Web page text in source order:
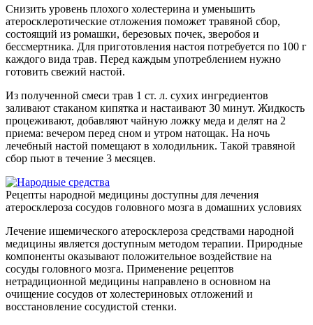
Снизить уровень плохого холестерина и уменьшить
атеросклеротические отложения поможет травяной сбор,
состоящий из ромашки, березовых почек, зверобоя и
бессмертника. Для приготовления настоя потребуется по 100 г
каждого вида трав. Перед каждым употреблением нужно
готовить свежий настой.
Из полученной смеси трав 1 ст. л. сухих ингредиентов
заливают стаканом кипятка и настаивают 30 минут. Жидкость
процеживают, добавляют чайную ложку меда и делят на 2
приема: вечером перед сном и утром натощак. На ночь
лечебный настой помещают в холодильник. Такой травяной
сбор пьют в течение 3 месяцев.
Рецепты народной медицины доступны для лечения
атеросклероза сосудов головного мозга в домашних условиях
Лечение ишемического атеросклероза средствами народной
медицины является доступным методом терапии. Природные
компоненты оказывают положительное воздействие на
сосуды головного мозга. Применение рецептов
нетрадиционной медицины направлено в основном на
очищение сосудов от холестериновых отложений и
восстановление сосудистой стенки.